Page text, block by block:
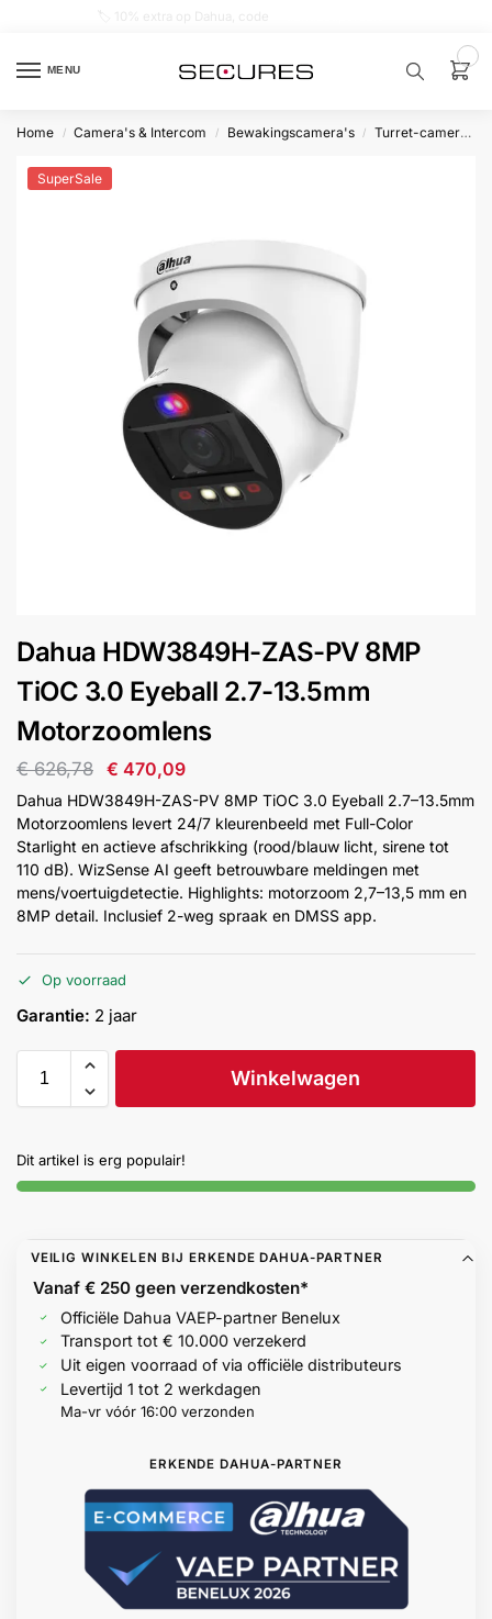
MENU
product…
samenstellen
&
Intercom
Branddetectie
Inbraakbeveiliging
Merken
Help &
service
Home / Camera's & Intercom / Bewakingscamera's / Turret-camera's
SuperSale
Dahua HDW3849H-ZAS-PV 8MP
TiOC 3.0 Eyeball 2.7-13.5mm
Motorzoomlens
€626,78 € 470,09
Dahua HDW3849H-ZAS-PV 8MP TiOC 3.0 Eyeball 2.7–13.5mm
Motorzoomlens levert 24/7 kleurenbeeld met Full-Color
Starlight en actieve afschrikking (rood/blauw licht, sirene tot
110 dB). WizSense AI geeft betrouwbare meldingen met
mens/voertuigdetectie. Highlights: motorzoom 2,7–13,5 mm en
8MP detail. Inclusief 2-weg spraak en DMSS app.
Op voorraad
Garantie: 2 jaar
Winkelwagen
Dit artikel is erg populair!
VEILIG WINKELEN BIJ ERKENDE DAHUA-PARTNER
Vanaf € 250 geenverzendkosten*
Officiële Dahua VAEP-partner Benelux
Transport tot € 10.000 verzekerd
Uit eigen voorraad of via officiële distributeurs
Levertijd 1 tot 2 werkdagen
Ma-vr vóór 16:00 verzonden
ERKENDE DAHUA-PARTNER